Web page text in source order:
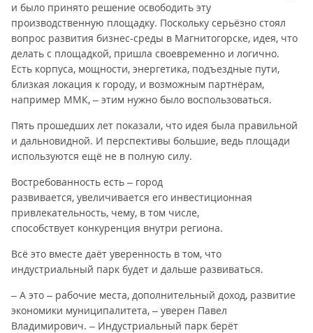
и было принято решение освободить эту
производственную площадку. Поскольку серьёзно стоял
вопрос развития бизнес-среды в Магнитогорске, идея, что
делать с площадкой, пришла своевременно и логично.
Есть корпуса, мощности, энергетика, подъездные пути,
близкая локация к городу, и возможным партнёрам,
например ММК, – этим нужно было воспользоваться.
Пять прошедших лет показали, что идея была правильной
и дальновидной. И перспективы большие, ведь площади
используются ещё не в полную силу.
Востребованность есть – город
развивается, увеличивается его инвестиционная
привлекательность, чему, в том числе,
способствует конкуренция внутри региона.
Всё это вместе даёт уверенность в том, что
индустриальный парк будет и дальше развиваться.
– А это – рабочие места, дополнительный доход, развитие
экономики муниципалитета, – уверен Павел
Владимирович. – Индустриальный парк берёт